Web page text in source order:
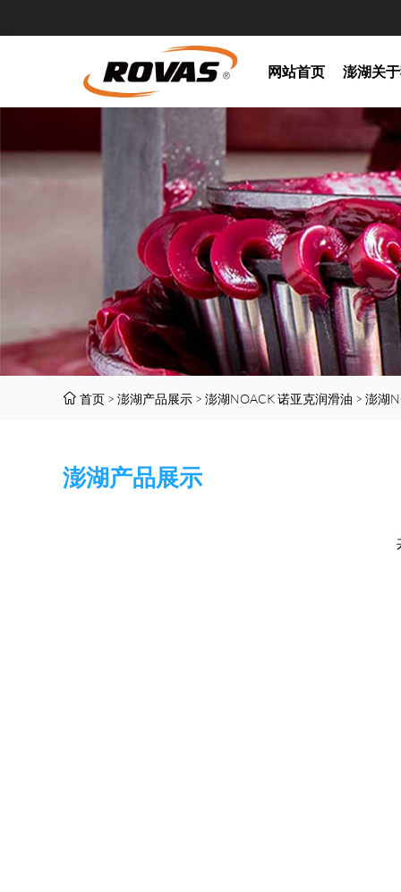
网站首页 澎湖关
首页 > 澎湖产品展示 > 澎湖NOACK 诺亚克润滑油 > 澎湖
澎湖产品展示